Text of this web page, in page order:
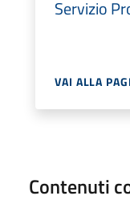
Servizio
VAI ALLA
Contenuti